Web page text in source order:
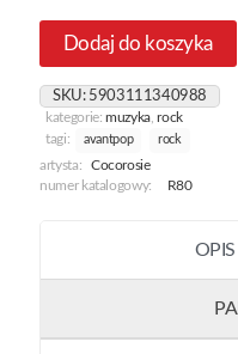
Dodaj do koszyka
SKU: 5903111340988
kategorie:muzyka,rock
tagi:
avantpop rock
artysta:
Cocorosie
numer katalogowy:
R80